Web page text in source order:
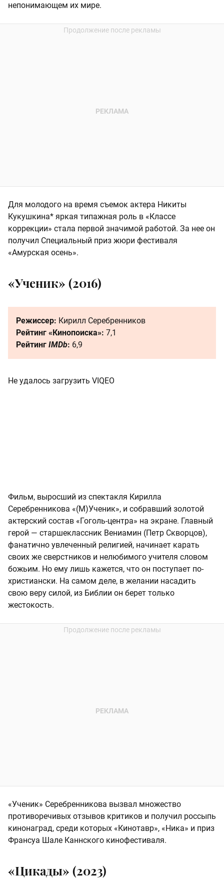
непонимающем их мире.
Для молодого на время съемок актера Никиты
Кукушкина* яркая типажная роль в «Классе
коррекции» стала первой значимой работой. За нее он
получил Специальный приз жюри фестиваля
«Амурская осень».
«Ученик» (2016)
Режиссер: Кирилл Серебренников
Рейтинг «Кинопоиска»: 7,1
Рейтинг IMDb: 6,9
Не удалось загрузить VIQEO
Фильм, выросший из спектакля Кирилла
Серебренникова «(М)Ученик», и собравший золотой
актерский состав «Гоголь-центра» на экране. Главный
герой — старшеклассник Вениамин (Петр Скворцов),
фанатично увлеченный религией, начинает карать
своих же сверстников и нелюбимого учителя словом
божьим. Но ему лишь кажется, что он поступает по-
христиански. На самом деле, в желании насадить
свою веру силой, из Библии он берет только
жестокость.
«Ученик» Серебренникова вызвал множество
противоречивых отзывов критиков и получил россыпь
кинонаград, среди которых «Кинотавр», «Ника» и приз
Франсуа Шале Каннского кинофестиваля.
«Цикады» (2023)